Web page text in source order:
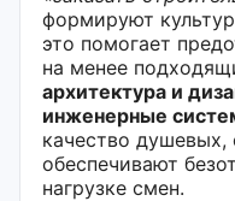
формируют
это помогает
на менее
архитектура и
инженерные
качество душевых,
обеспечивают
нагрузке смен.